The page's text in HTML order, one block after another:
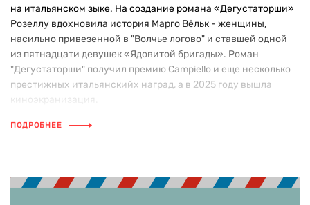
на итальянском зыке. На создание романа «Дегустаторши»
Розеллу вдохновила история Марго Вёльк - женщины,
насильно привезенной в "Волчье логово" и ставшей одной
из пятнадцати девушек «Ядовитой бригады». Роман
"Дегустаторши" получил премию Сampiello и еще несколько
престижных итальянскийх наград, а в 2025 году вышла
киноэкранизация.
ПОДРОБНЕЕ